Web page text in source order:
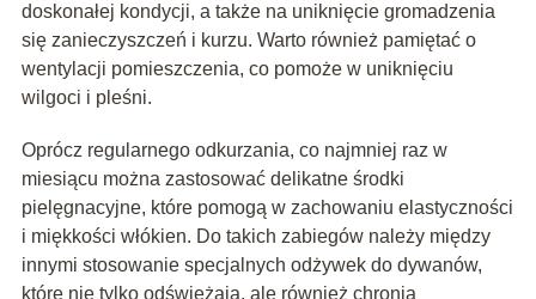
doskonałej kondycji, a także na uniknięcie gromadzenia
się zanieczyszczeń i kurzu. Warto również pamiętać o
wentylacji pomieszczenia, co pomoże w uniknięciu
wilgoci i pleśni.
Oprócz regularnego odkurzania, co najmniej raz w
miesiącu można zastosować delikatne środki
pielęgnacyjne, które pomogą w zachowaniu elastyczności
i miękkości włókien. Do takich zabiegów należy między
innymi stosowanie specjalnych odżywek do dywanów,
które nie tylko odświeżają, ale również chronią